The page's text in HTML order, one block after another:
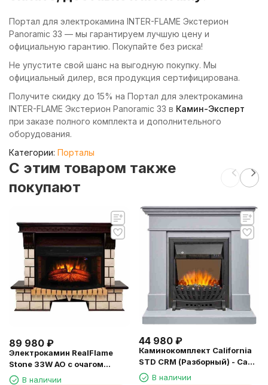
Портал для электрокамина INTER-FLAME Экстерион
Panoramic 33 — мы гарантируем лучшую цену и
официальную гарантию. Покупайте без риска!
Не упустите свой шанс на выгодную покупку. Мы
официальный дилер, вся продукция сертифицирована.
Получите скидку до 15% на Портал для электрокамина
INTER-FLAME Экстерион Panoramic 33 в Камин-Эксперт
при заказе полного комплекта и дополнительного
оборудования.
Категории: Порталы
C этим товаром также
покупают
89 980 ₽
Электрокамин RealFlame
Stone 33W AO с очагом
Firespace 33W
В наличии
44 980 ₽
Каминокомплект California
STD CRM (Разборный) - Санд
смоук с очагом Aspen Black
В наличии